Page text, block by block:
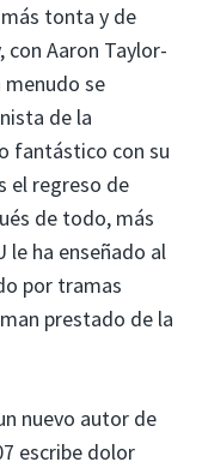
tonta y de
con Aaron Taylor-
menudo se
de la
fantástico con su
el regreso de
de todo, más
le ha enseñado al
por tramas
prestado de la
nuevo autor de
escribe dolor